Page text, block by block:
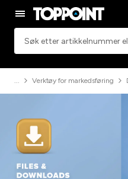
Verktøy for markedsføring